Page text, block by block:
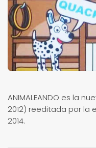
ANIMALEANDO es la
2012) reeditada por la
2014.